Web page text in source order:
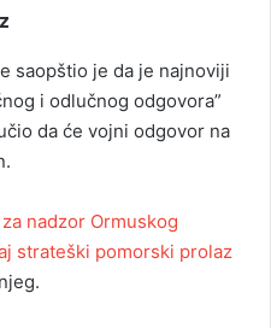
saopštio je da je najnoviji
i odlučnog odgovora”
da će vojni odgovor na
nadzor Ormuskog
strateški pomorski prolaz